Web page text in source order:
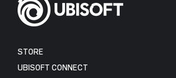
STORE
UBISOFT CONNECT